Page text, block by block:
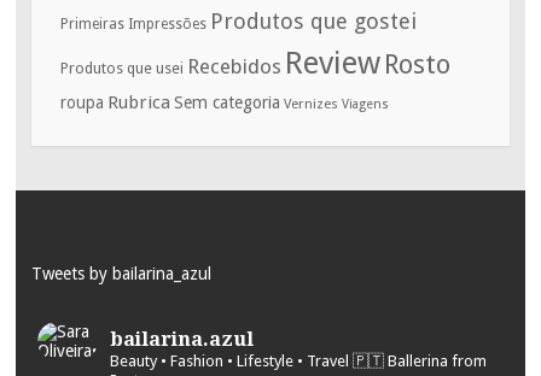
Primeiras Impressões Produtos que gostei
Produtos que usei Recebidos Review Rosto
roupa Rubrica Sem categoria Vernizes Viagens
Tweets by bailarina_azul
bailarina.azul
Beauty • Fashion • Lifestyle • Travel 🇵🇹 Ballerina from